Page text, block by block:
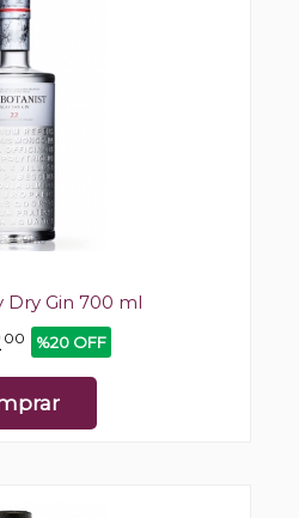
Dry Gin 700 ml
00 %20 OFF